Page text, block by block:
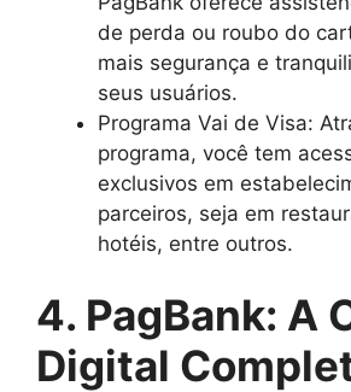
de perda ou roubo do
mais segurança e
seus usuários.
Programa Vai de Visa:
programa, você tem
exclusivos em
parceiros, seja em
hotéis, entre outros.
4. PagBank: A
Digital